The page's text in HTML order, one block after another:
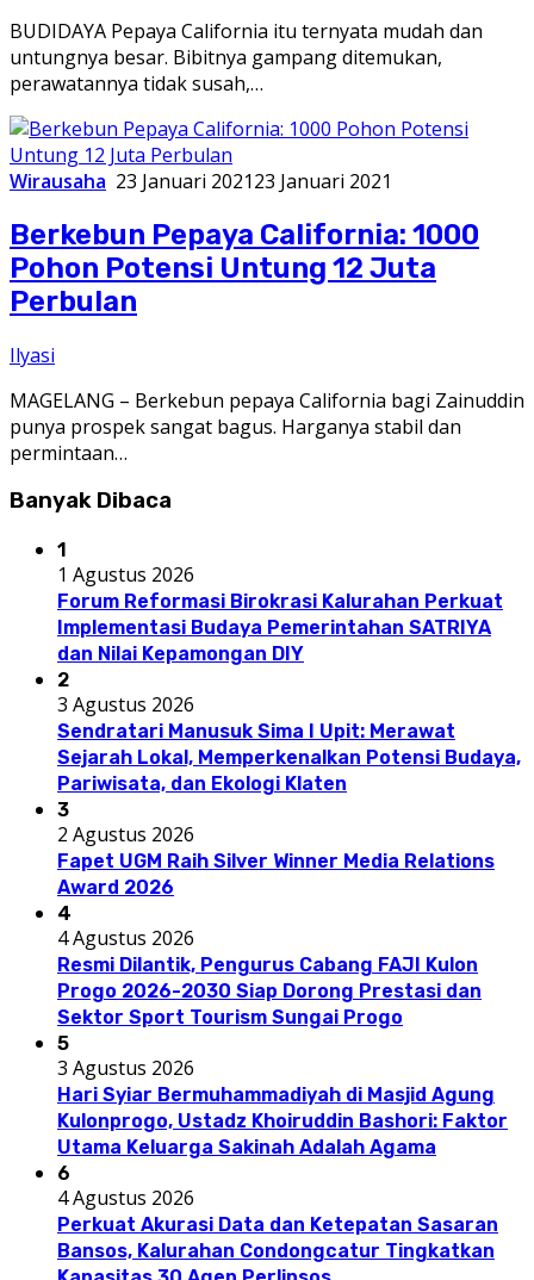
BUDIDAYA Pepaya California itu ternyata mudah dan
untungnya besar. Bibitnya gampang ditemukan,
perawatannya tidak susah,…
Wirausaha 23 Januari 202123 Januari 2021
Berkebun Pepaya California: 1000
Pohon Potensi Untung 12 Juta
Perbulan
Ilyasi
MAGELANG – Berkebun pepaya California bagi Zainuddin
punya prospek sangat bagus. Harganya stabil dan
permintaan…
Banyak Dibaca
1
1 Agustus 2026
Forum Reformasi Birokrasi Kalurahan Perkuat
Implementasi Budaya Pemerintahan SATRIYA
dan Nilai Kepamongan DIY
2
3 Agustus 2026
Sendratari Manusuk Sima I Upit: Merawat
Sejarah Lokal, Memperkenalkan Potensi Budaya,
Pariwisata, dan Ekologi Klaten
3
2 Agustus 2026
Fapet UGM Raih Silver Winner Media Relations
Award 2026
4
4 Agustus 2026
Resmi Dilantik, Pengurus Cabang FAJI Kulon
Progo 2026-2030 Siap Dorong Prestasi dan
Sektor Sport Tourism Sungai Progo
5
3 Agustus 2026
Hari Syiar Bermuhammadiyah di Masjid Agung
Kulonprogo, Ustadz Khoiruddin Bashori: Faktor
Utama Keluarga Sakinah Adalah Agama
6
4 Agustus 2026
Perkuat Akurasi Data dan Ketepatan Sasaran
Bansos, Kalurahan Condongcatur Tingkatkan